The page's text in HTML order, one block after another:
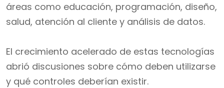
áreas como educación, programación, diseño,
salud, atención al cliente y análisis de datos.
El crecimiento acelerado de estas tecnologías
abrió discusiones sobre cómo deben utilizarse
y qué controles deberían existir.